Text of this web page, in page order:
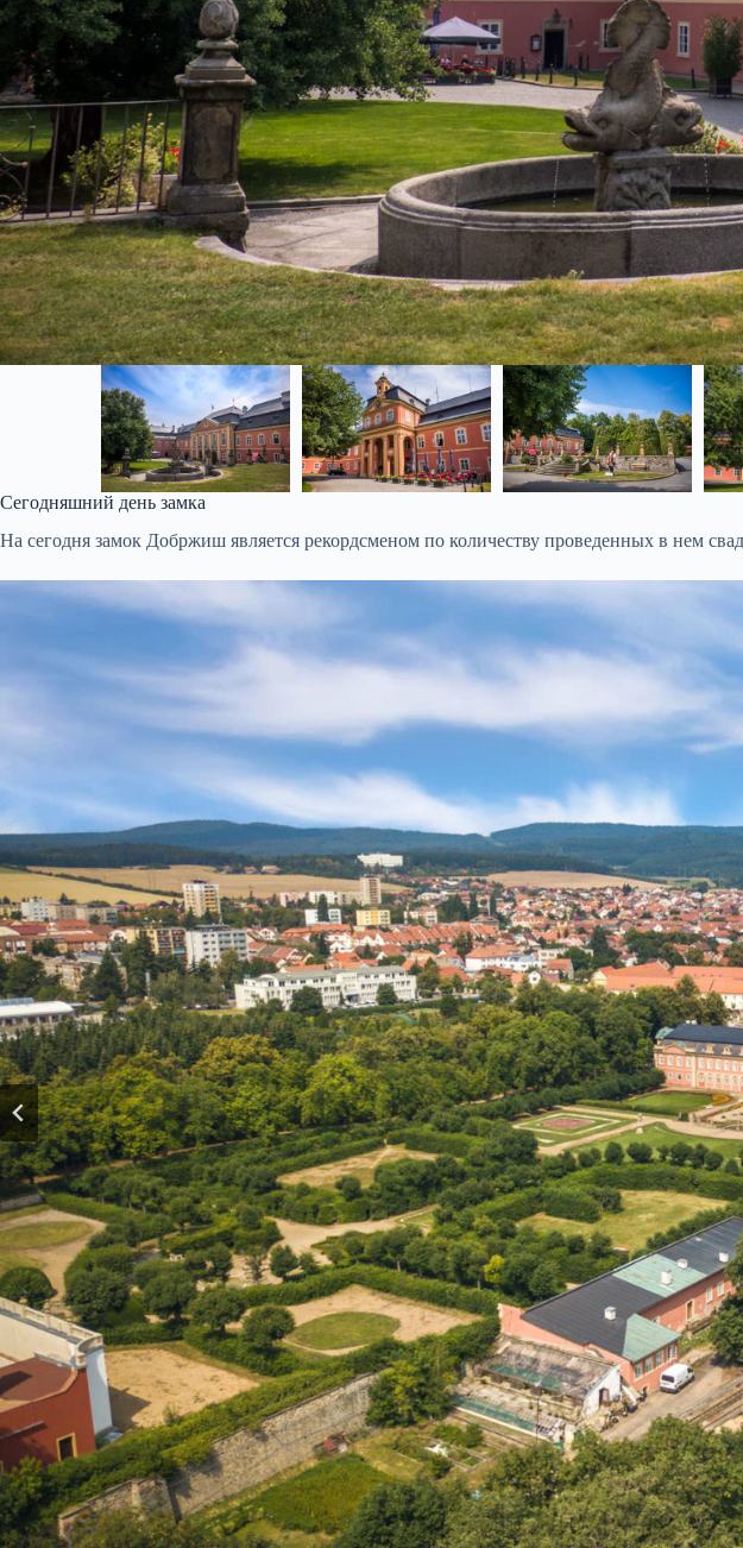
Сегодняшний день замка
На сегодня замок Добржиш является рекордсменом по количеству проведенных в нем